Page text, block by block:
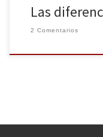
Las
2 Comentarios